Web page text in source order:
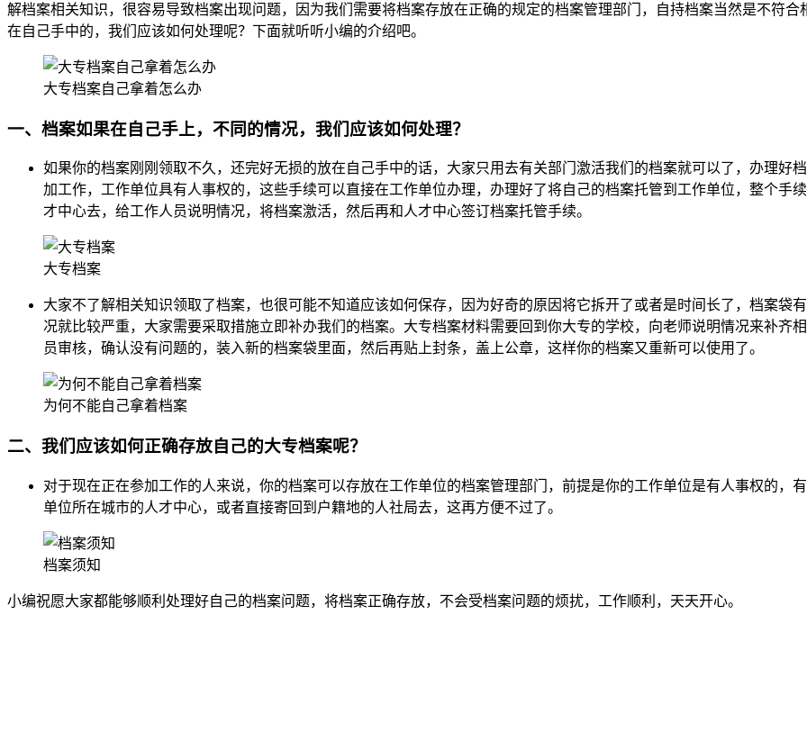
解档案相关知识，很容易导致档案出现问题，因为我们需要将档案存放在正确的规定的档案管理部门，自持档案当然是不符
在自己手中的，我们应该如何处理呢？下面就听听小编的介绍吧。
大专档案自己拿着怎么办
一、档案如果在自己手上，不同的情况，我们应该如何处理？
如果你的档案刚刚领取不久，还完好无损的放在自己手中的话，大家只用去有关部门激活我们的档案就可以了，办理好
加工作，工作单位具有人事权的，这些手续可以直接在工作单位办理，办理好了将自己的档案托管到工作单位，整个手
才中心去，给工作人员说明情况，将档案激活，然后再和人才中心签订档案托管手续。
大专档案
大家不了解相关知识领取了档案，也很可能不知道应该如何保存，因为好奇的原因将它拆开了或者是时间长了，档案袋
况就比较严重，大家需要采取措施立即补办我们的档案。大专档案材料需要回到你大专的学校，向老师说明情况来补齐
员审核，确认没有问题的，装入新的档案袋里面，然后再贴上封条，盖上公章，这样你的档案又重新可以使用了。
为何不能自己拿着档案
二、我们应该如何正确存放自己的大专档案呢？
对于现在正在参加工作的人来说，你的档案可以存放在工作单位的档案管理部门，前提是你的工作单位是有人事权的，
单位所在城市的人才中心，或者直接寄回到户籍地的人社局去，这再方便不过了。
档案须知
小编祝愿大家都能够顺利处理好自己的档案问题，将档案正确存放，不会受档案问题的烦扰，工作顺利，天天开心。